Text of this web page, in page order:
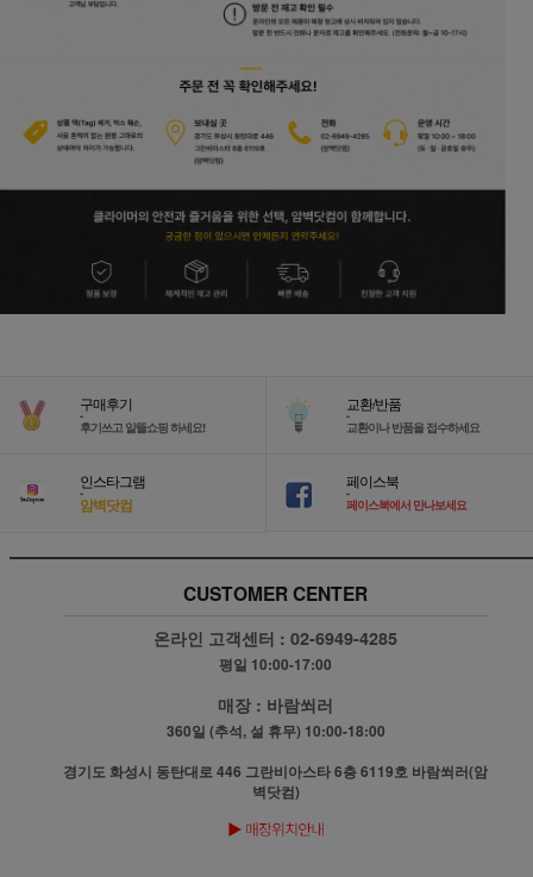
구매후기
-
후기쓰고 알뜰쇼핑 하세요!
교환/반품
-
교환이나 반품을 접수하세요
인스타그램
-
암벽닷컴
페이스북
-
페이스북에서 만나보세요
CUSTOMER CENTER
온라인 고객센터 :02-6949-4285
평일 10:00-17:00
매장 : 바람쐬러
360일 (추석, 설 휴무) 10:00-18:00
경기도 화성시 동탄대로 446 그란비아스타 6층 6119호 바람쐬러(암
벽닷컴)